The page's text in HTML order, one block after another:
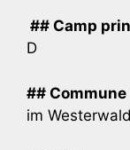
## Camp
D
##
im